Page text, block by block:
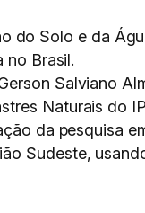
do Solo e da
no Brasil.
Salviano
Naturais do
da pesquisa
Sudeste,